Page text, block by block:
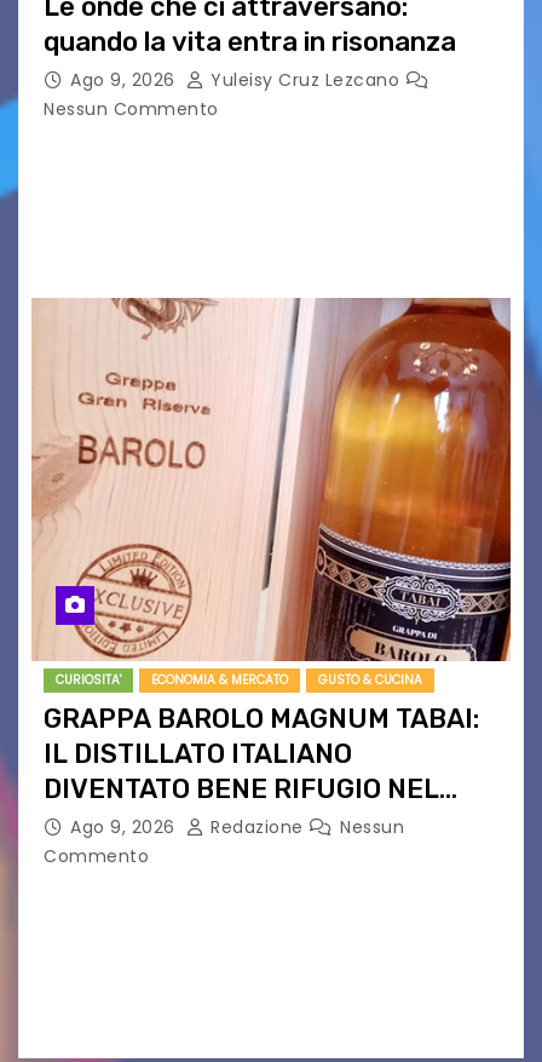
Le onde che ci attraversano:
quando la vita entra in risonanza
Ago 9, 2026
Yuleisy Cruz Lezcano
Nessun Commento
CURIOSITA' ECONOMIA & MERCATO GUSTO & CUCINA
GRAPPA BAROLO MAGNUM TABAI:
IL DISTILLATO ITALIANO
DIVENTATO BENE RIFUGIO NEL
NORD EUROPA
Ago 9, 2026 Redazione
Nessun
Commento